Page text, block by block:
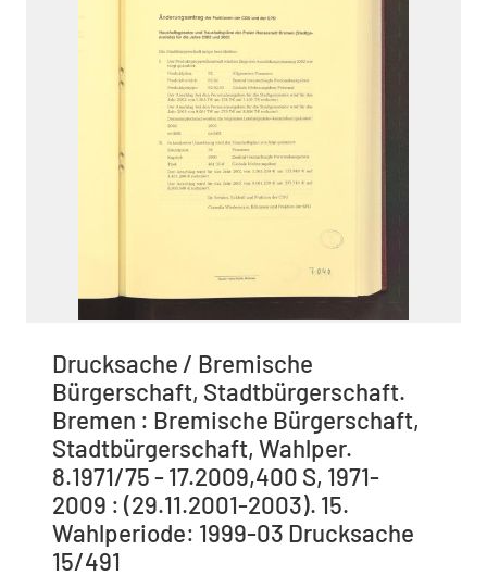
Drucksache / Bremische
Bürgerschaft, Stadtbürgerschaft.
Bremen : Bremische Bürgerschaft,
Stadtbürgerschaft, Wahlper.
8.1971/75 - 17.2009,400 S, 1971-
2009 : (29.11.2001-2003). 15.
Wahlperiode: 1999-03 Drucksache
15/491